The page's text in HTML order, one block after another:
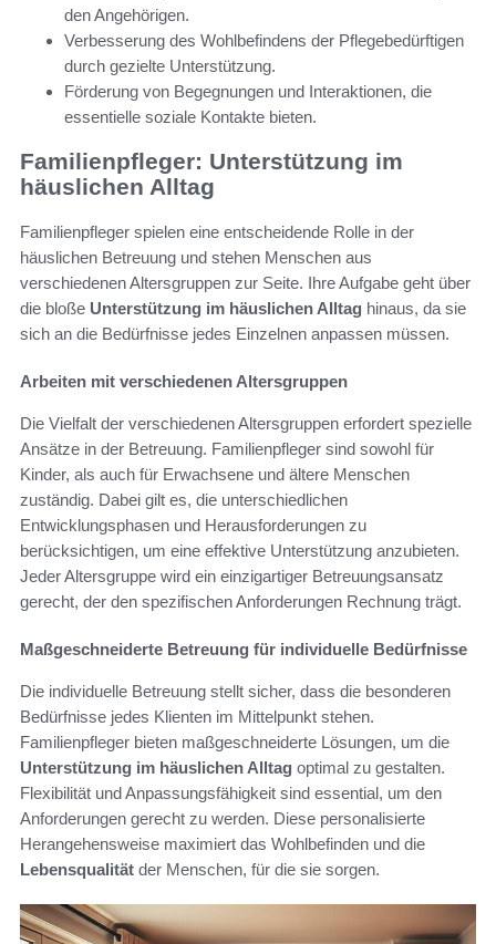
den Angehörigen.
Verbesserung des Wohlbefindens der Pflegebedürftigen
durch gezielte Unterstützung.
Förderung von Begegnungen und Interaktionen, die
essentielle soziale Kontakte bieten.
Familienpfleger: Unterstützung im
häuslichen Alltag
Familienpfleger spielen eine entscheidende Rolle in der
häuslichen Betreuung und stehen Menschen aus
verschiedenen Altersgruppen zur Seite. Ihre Aufgabe geht über
die bloße Unterstützung im häuslichen Alltag hinaus, da sie
sich an die Bedürfnisse jedes Einzelnen anpassen müssen.
Arbeiten mit verschiedenen Altersgruppen
Die Vielfalt der verschiedenen Altersgruppen erfordert spezielle
Ansätze in der Betreuung. Familienpfleger sind sowohl für
Kinder, als auch für Erwachsene und ältere Menschen
zuständig. Dabei gilt es, die unterschiedlichen
Entwicklungsphasen und Herausforderungen zu
berücksichtigen, um eine effektive Unterstützung anzubieten.
Jeder Altersgruppe wird ein einzigartiger Betreuungsansatz
gerecht, der den spezifischen Anforderungen Rechnung trägt.
Maßgeschneiderte Betreuung für individuelle Bedürfnisse
Die individuelle Betreuung stellt sicher, dass die besonderen
Bedürfnisse jedes Klienten im Mittelpunkt stehen.
Familienpfleger bieten maßgeschneiderte Lösungen, um die
Unterstützung im häuslichen Alltag optimal zu gestalten.
Flexibilität und Anpassungsfähigkeit sind essential, um den
Anforderungen gerecht zu werden. Diese personalisierte
Herangehensweise maximiert das Wohlbefinden und die
Lebensqualität der Menschen, für die sie sorgen.